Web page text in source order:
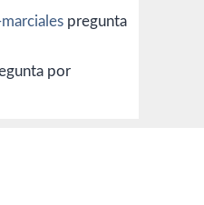
pregunta
por